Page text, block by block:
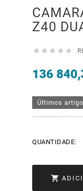
Z40
    
136
Últimos
QUANTIDADE:
